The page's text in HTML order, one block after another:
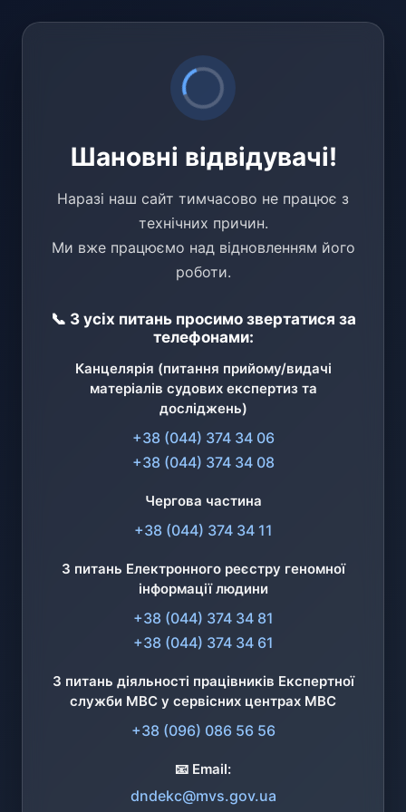
Шановні відвідувачі!
Наразі наш сайт тимчасово не працює з
технічних причин.
Ми вже працюємо над відновленням його
роботи.
📞 З усіх питань просимо звертатися за
телефонами:
Канцелярія (питання прийому/видачі
матеріалів судових експертиз та
досліджень)
+38 (044) 374 34 06
+38 (044) 374 34 08
Чергова частина
+38 (044) 374 34 11
З питань Електронного реєстру геномної
інформації людини
+38 (044) 374 34 81
+38 (044) 374 34 61
З питань діяльності працівників Експертної
служби МВС у сервісних центрах МВС
+38 (096) 086 56 56
📧 Email:
dndekc@mvs.gov.ua